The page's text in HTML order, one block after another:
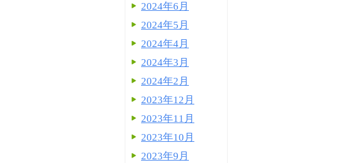
2024年6月
2024年5月
2024年4月
2024年3月
2024年2月
2023年12月
2023年11月
2023年10月
2023年9月